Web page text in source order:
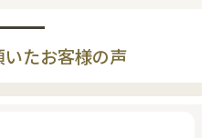
たお客様の声